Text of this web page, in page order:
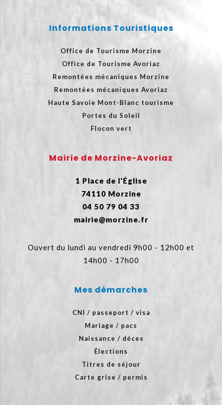
Informations Touristiques
Office de Tourisme Morzine
Office de Tourisme Avoriaz
Remontées mécaniques Morzine
Remontées mécaniques Avoriaz
Haute Savoie Mont-Blanc tourisme
Portes du Soleil
Flocon vert
Mairie de Morzine-Avoriaz
1 Place de l'Église
74110 Morzine
04 50 79 04 33
mairie@morzine.fr
Ouvert du lundi au vendredi 9h00 - 12h00 et
14h00 - 17h00
Mes démarches
CNI / passeport / visa
Mariage / pacs
Naissance / déces
Élections
Titres de séjour
Carte grise / permis